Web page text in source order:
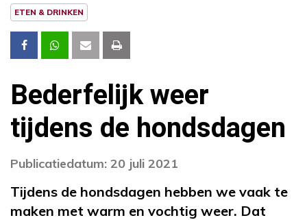
ETEN & DRINKEN
Bederfelijk weer
tijdens de hondsdagen
Publicatiedatum: 20 juli 2021
Tijdens de hondsdagen hebben we vaak te
maken met warm en vochtig weer. Dat